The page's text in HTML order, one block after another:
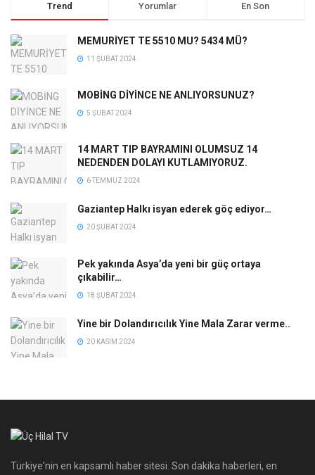
Trend Yorumlar En Son
MEMURİYET TE 5510 MU? 5434 MÜ?
11 ŞUBAT 2024
MOBİNG DİYİNCE NE ANLIYORSUNUZ?
5 ŞUBAT 2024
14 MART TIP BAYRAMINI OLUMSUZ 14
NEDENDEN DOLAYI KUTLAMIYORUZ.
6 TEMMUZ 2024
Gaziantep Halkı isyan ederek göç ediyor…
20 ŞUBAT 2024
Pek yakında Asya’da yeni bir güç ortaya
çıkabilir…
18 ŞUBAT 2024
Yine bir Dolandırıcılık Yine Mala Zarar verme..
20 KASIM 2024
Türkiye'nin en kapsamlı haber sitesi. Son dakika haberleri, en